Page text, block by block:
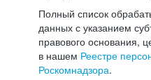
Полный список
данных с указанием
правового основания,
в нашем Реестре
Роскомнадзора.